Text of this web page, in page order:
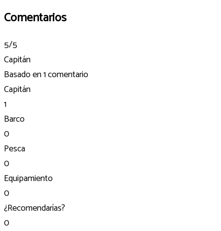
Comentarios
5/5
Capitán
Basado en1 comentario
Capitán
1
Barco
0
Pesca
0
Equipamiento
0
¿Recomendarías?
0